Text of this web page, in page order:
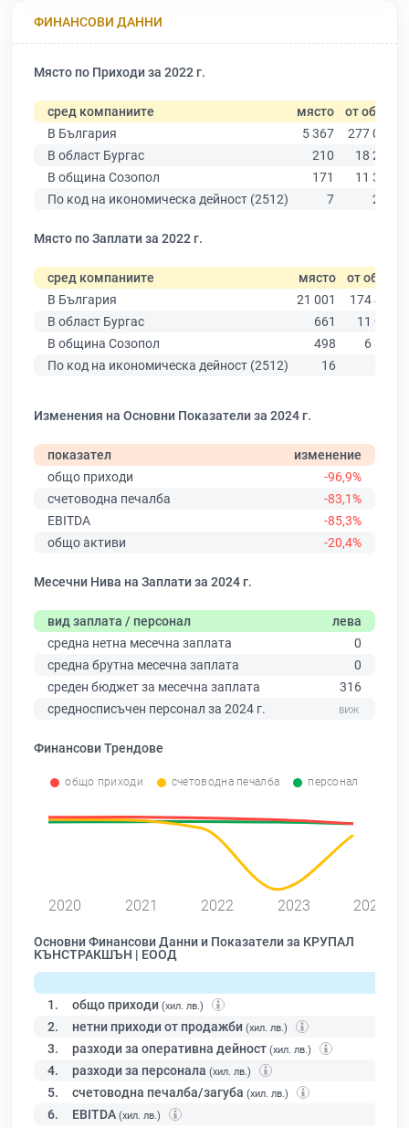
ФИНАНСОВИ ДАННИ
Място по Приходи за 2022 г.
сред компаниите място от общо
В България
5 367
277 019
В област Бургас
210
18 275
В община Созопол
171
11 315
По код на икономическа дейност (2512)
7 276
Място по Заплати за 2022 г.
сред компаниите място от общо
В България
21 001
174 403
В област Бургас
661
11 009
В община Созопол
498
6 879
По код на икономическа дейност (2512)
16 224
Изменения на Основни Показатели за 2024 г.
показател
изменение
общо приходи
-96,9%
счетоводна печалба
-83,1%
EBITDA
-85,3%
общо активи
-20,4%
Месечни Нива на Заплати за 2024 г.
вид заплата / персонал
лева
средна нетна месечна заплата
0
средна брутна месечна заплата
0
среден бюджет за месечна заплата
316
средносписъчен персонал за 2024 г.
Финансови Трендове
общо приходи счетоводна печалба персонал
2020 2021 2022 2023 2024
Основни Финансови Данни и Показатели за КРУПАЛ
КЪНСТРАКШЪН | ЕООД
1. общо приходи (хил. лв.)
2. нетни приходи от продажби (хил. лв.)
3. разходи за оперативна дейност (хил. лв.)
4. разходи за персонала (хил. лв.)
5. счетоводна печалба/загуба (хил. лв.)
6. EBITDA (хил. лв.)